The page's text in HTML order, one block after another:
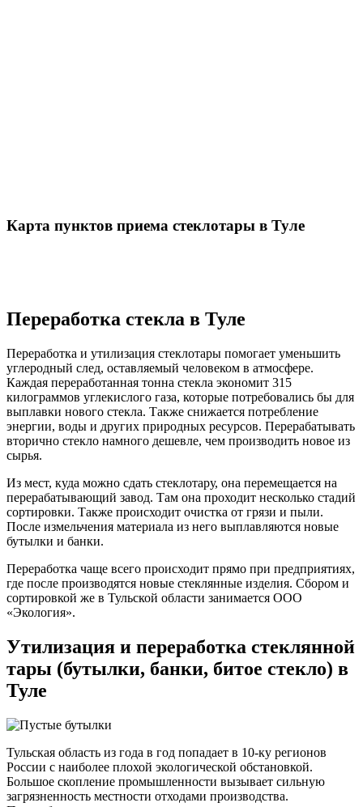
Карта пунктов приема стеклотары в Туле
Переработка стекла в Туле
Переработка и утилизация стеклотары помогает уменьшить
углеродный след, оставляемый человеком в атмосфере.
Каждая переработанная тонна стекла экономит 315
килограммов углекислого газа, которые потребовались бы для
выплавки нового стекла. Также снижается потребление
энергии, воды и других природных ресурсов. Перерабатывать
вторично стекло намного дешевле, чем производить новое из
сырья.
Из мест, куда можно сдать стеклотару, она перемещается на
перерабатывающий завод. Там она проходит несколько стадий
сортировки. Также происходит очистка от грязи и пыли.
После измельчения материала из него выплавляются новые
бутылки и банки.
Переработка чаще всего происходит прямо при предприятиях,
где после производятся новые стеклянные изделия. Сбором и
сортировкой же в Тульской области занимается ООО
«Экология».
Утилизация и переработка стеклянной
тары (бутылки, банки, битое стекло) в
Туле
Тульская область из года в год попадает в 10-ку регионов
России с наиболее плохой экологической обстановкой.
Большое скопление промышленности вызывает сильную
загрязненность местности отходами производства.